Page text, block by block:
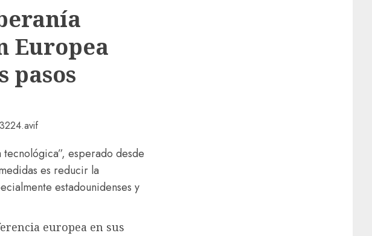
Europea
pasos
esperado desde
es reducir la
estadounidenses y
europea en sus